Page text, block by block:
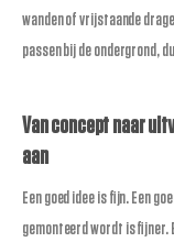
wanden of vrijstaande
passen bij de ondergrond,
Van concept naar
aan
Een goed idee is fijn. Een
gemonteerd wordt is fijner.